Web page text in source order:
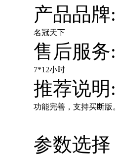
产品品牌:
名冠天下
售后服务:
7*12小时
推荐说明:
功能完善，支持买断版。
参数选择